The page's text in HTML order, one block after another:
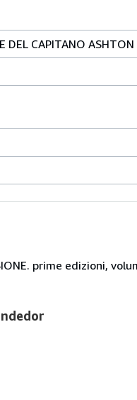
DEL CAPITANO
prime edizioni,